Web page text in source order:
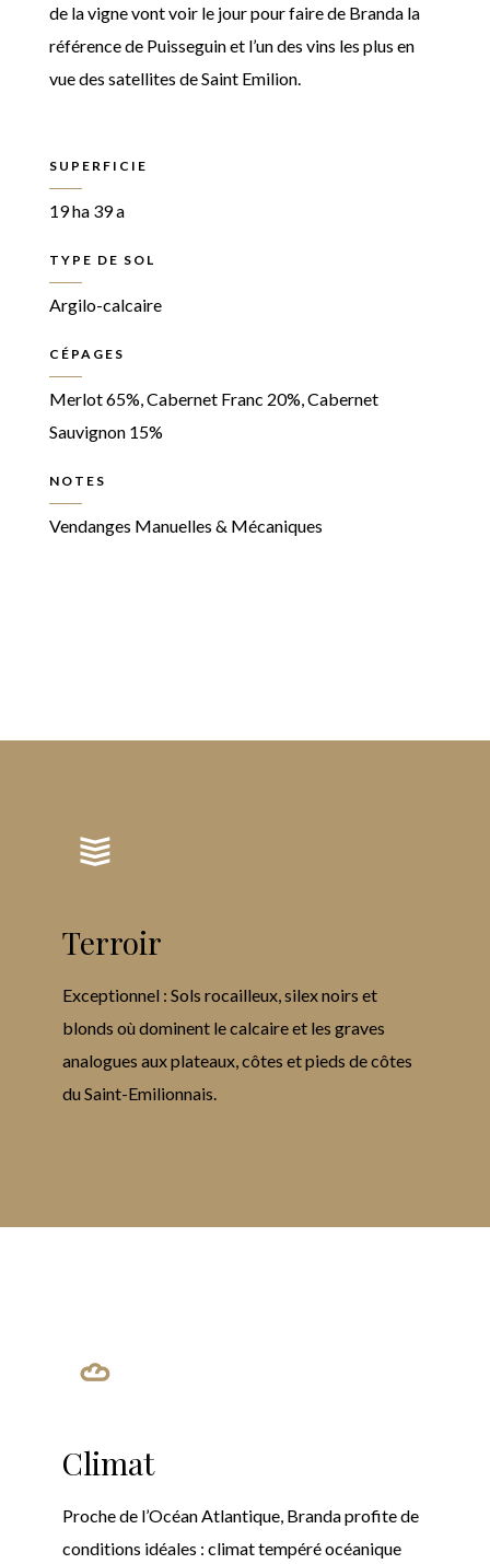
de la vigne vont voir le jour pour faire de Branda la
référence de Puisseguin et l’un des vins les plus en
vue des satellites de Saint Emilion.
SUPERFICIE
19 ha 39 a
TYPE DE SOL
Argilo-calcaire
CÉPAGES
Merlot 65%, Cabernet Franc 20%, Cabernet
Sauvignon 15%
NOTES
Vendanges Manuelles & Mécaniques
Terroir
Exceptionnel : Sols rocailleux, silex noirs et
blonds où dominent le calcaire et les graves
analogues aux plateaux, côtes et pieds de côtes
du Saint-Emilionnais.
Climat
Proche de l’Océan Atlantique, Branda profite de
conditions idéales : climat tempéré océanique